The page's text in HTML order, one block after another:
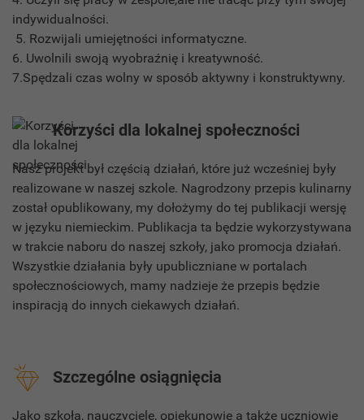
indywidualności.
5. Rozwijali umiejętności informatyczne.
6. Uwolnili swoją wyobraźnię i kreatywność.
7.Spędzali czas wolny w sposób aktywny i konstruktywny.
Korzyści dla lokalnej społeczności
Nasz projekt był częścią działań, które już wcześniej były
realizowane w naszej szkole. Nagrodzony przepis kulinarny
został opublikowany, my dołożymy do tej publikacji wersję
w języku niemieckim. Publikacja ta będzie wykorzystywana
w trakcie naboru do naszej szkoły, jako promocja działań.
Wszystkie działania były upubliczniane w portalach
społecznościowych, mamy nadzieje że przepis będzie
inspiracją do innych ciekawych działań.
Szczególne osiągnięcia
Jako szkoła, nauczyciele, opiekunowie a także uczniowie